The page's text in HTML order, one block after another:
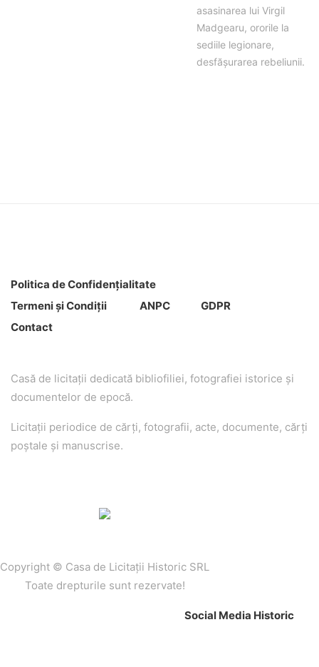
asasinarea lui Virgil
Madgearu, ororile la
sediile legionare,
desfășurarea rebeliunii.
Politica de Confidenţialitate
Termeni şi Condiţii
ANPC
GDPR
Contact
Casă de licitaţii dedicată bibliofiliei, fotografiei istorice şi
documentelor de epocă.
Licitaţii periodice de cărţi, fotografii, acte, documente, cărţi
poştale şi manuscrise.
Copyright © Casa de Licitaţii Historic SRL
Toate drepturile sunt rezervate!
Social Media Historic